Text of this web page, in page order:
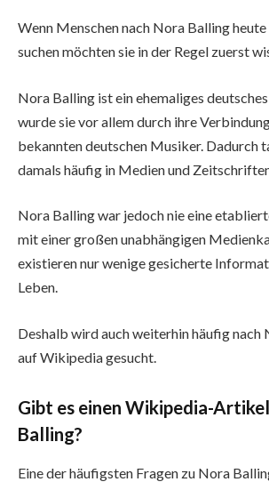
Wenn Menschen nach Nora Balling
suchen möchten sie in der Regel zuerst
Nora Balling ist ein ehemaliges
wurde sie vor allem durch ihre
bekannten deutschen Musiker. Dadurch
damals häufig in Medien und
Nora Balling war jedoch nie eine
mit einer großen unabhängigen
existieren nur wenige gesicherte
Leben.
Deshalb wird auch weiterhin häufig nach
auf Wikipedia gesucht.
Gibt es einen Wikipedia-
Balling?
Eine der häufigsten Fragen zu Nora